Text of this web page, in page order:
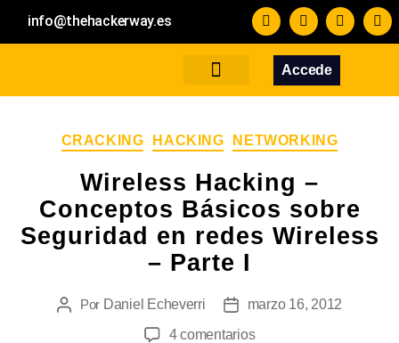
info@thehackerway.es
Accede
CRACKING HACKING NETWORKING
Wireless Hacking –
Conceptos Básicos sobre
Seguridad en redes Wireless
– Parte I
Por Daniel Echeverri
marzo 16, 2012
4 comentarios